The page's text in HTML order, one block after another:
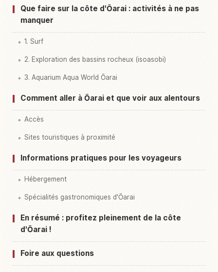
Que faire sur la côte d'Ōarai : activités à ne pas
manquer
1. Surf
2. Exploration des bassins rocheux (isoasobi)
3. Aquarium Aqua World Ōarai
Comment aller à Ōarai et que voir aux alentours
Accès
Sites touristiques à proximité
Informations pratiques pour les voyageurs
Hébergement
Spécialités gastronomiques d'Ōarai
En résumé : profitez pleinement de la côte
d'Ōarai !
Foire aux questions